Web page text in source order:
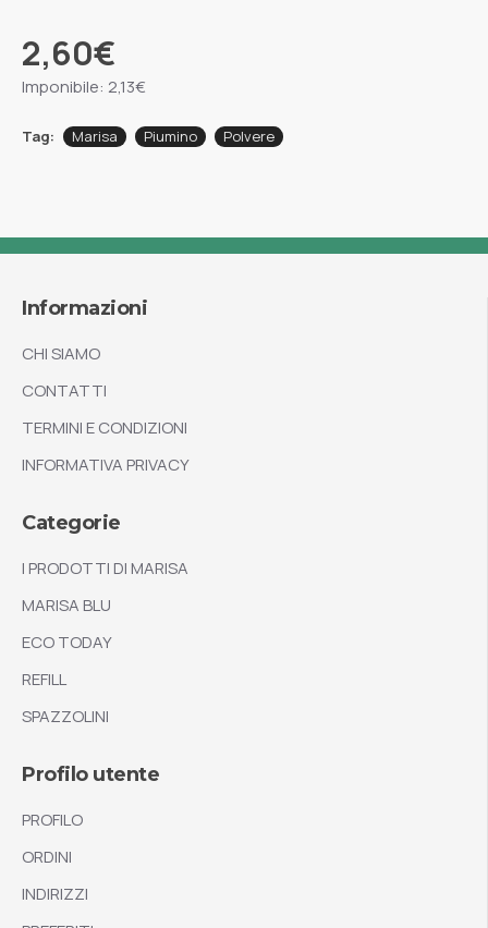
2,60€
Imponibile: 2,13€
Tag: Marisa Piumino Polvere
Informazioni
CHI SIAMO
CONTATTI
TERMINI E CONDIZIONI
INFORMATIVA PRIVACY
Categorie
I PRODOTTI DI MARISA
MARISA BLU
ECO TODAY
REFILL
SPAZZOLINI
Profilo utente
PROFILO
ORDINI
INDIRIZZI